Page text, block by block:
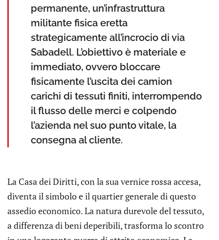
permanente, un’infrastruttura
militante fisica eretta
strategicamente all’incrocio di via
Sabadell. L’obiettivo è materiale e
immediato, ovvero bloccare
fisicamente l’uscita dei camion
carichi di tessuti finiti, interrompendo
il flusso delle merci e colpendo
l’azienda nel suo punto vitale, la
consegna al cliente.
La Casa dei Diritti, con la sua vernice rossa accesa,
diventa il simbolo e il quartier generale di questo
assedio economico. La natura durevole del tessuto,
a differenza di beni deperibili, trasforma lo scontro